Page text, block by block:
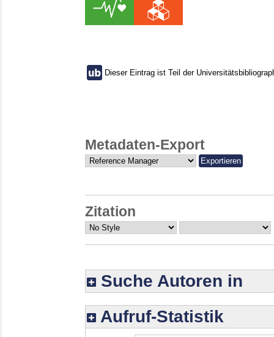
Dieser Eintrag ist Teil der
Metadaten-Export
Zitation
Suche Autoren in
Aufruf-Statistik